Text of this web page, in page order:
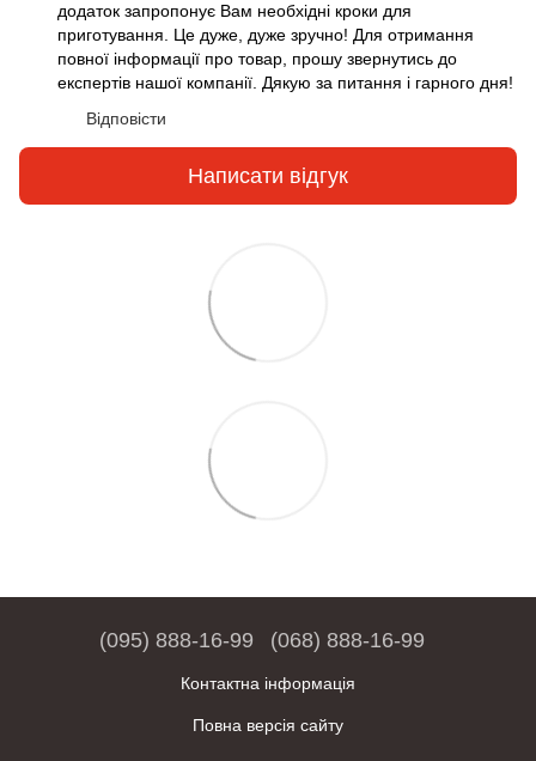
додаток запропонує Вам необхідні кроки для
приготування. Це дуже, дуже зручно! Для отримання
повної інформації про товар, прошу звернутись до
експертів нашої компанії. Дякую за питання і гарного дня!
Відповісти
Написати відгук
(095) 888-16-99 (068) 888-16-99
Контактна інформація
Повна версія сайту